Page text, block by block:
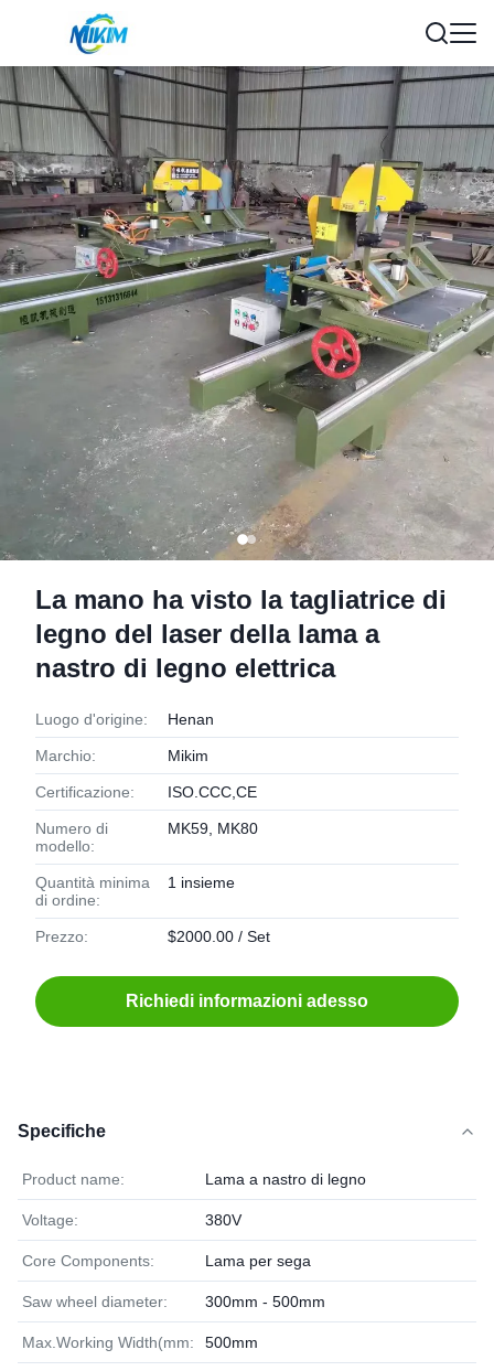
La mano ha visto la tagliatrice di
legno del laser della lama a
nastro di legno elettrica
Luogo d'origine: Henan
Marchio: Mikim
Certificazione: ISO.CCC,CE
Numero di
modello:
MK59, MK80
Quantità minima
di ordine:
1 insieme
Prezzo: $2000.00 / Set
Richiedi informazioni adesso
Specifiche
Product name: Lama a nastro di legno
Voltage: 380V
Core Components: Lama per sega
Saw wheel diameter: 300mm - 500mm
Max.Working Width(mm: 500mm